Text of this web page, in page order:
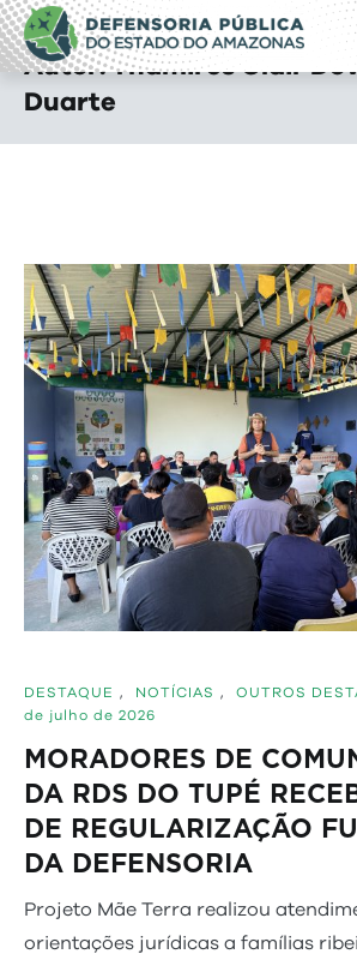
Pular
para
o
conteúdo
Defensoria Pública do
Amazonas
Autor:Thamires Clair
Duarte
DESTAQUE , NOTÍCIAS , OUTROS
de julho de 2026
MORADORES DE
DA RDS DO TUPÉ
DE REGULARIZAÇÃO
DA DEFENSORIA
Projeto Mãe Terra realizou
orientações jurídicas a famílias